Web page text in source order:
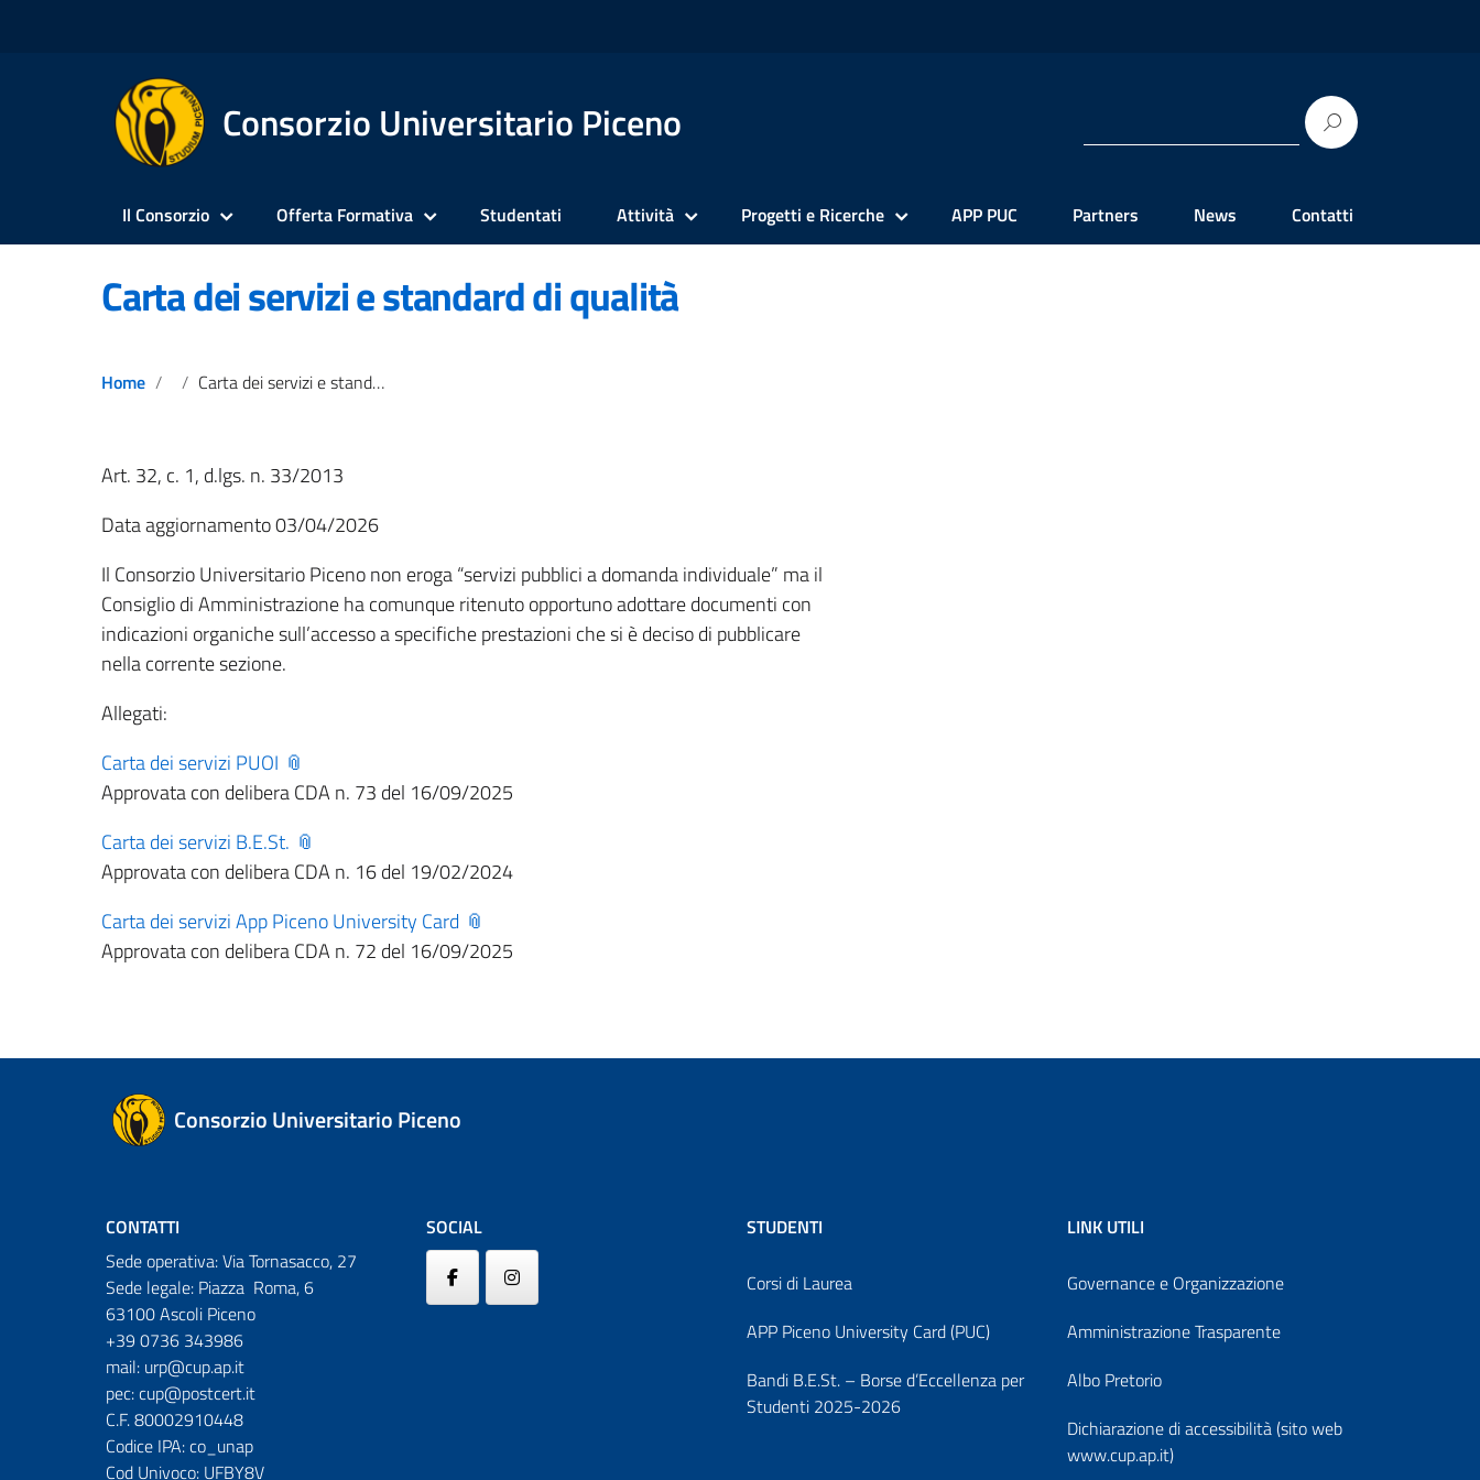
Consorzio Universitario Piceno
Il Consorzio Offerta Formativa Studentati Attività Progetti e Ricerche APP PUC Partners News Contatti
Carta dei servizi e standard di qualità
Home Carta dei servizi e standard di qualità
Art. 32, c. 1, d.lgs. n. 33/2013
Data aggiornamento 03/04/2026
Il Consorzio Universitario Piceno non eroga “servizi pubblici a domanda individuale” ma il
Consiglio di Amministrazione ha comunque ritenuto opportuno adottare documenti con
indicazioni organiche sull’accesso a specifiche prestazioni che si è deciso di pubblicare
nella corrente sezione.
Allegati:
Carta dei servizi PUOI
Approvata con delibera CDA n. 73 del 16/09/2025
Carta dei servizi B.E.St.
Approvata con delibera CDA n. 16 del 19/02/2024
Carta dei servizi App Piceno University Card
Approvata con delibera CDA n. 72 del 16/09/2025
Consorzio Universitario Piceno
CONTATTI
Sede operativa: Via Tornasacco, 27
Sede legale: Piazza Roma, 6
63100 Ascoli Piceno
+39 0736 343986
mail: urp@cup.ap.it
pec:cup@postcert.it
C.F. 80002910448
Codice IPA: co_unap
Cod Univoco: UFBY8V
SOCIAL STUDENTI
Corsi di Laurea
APP Piceno University Card (PUC)
Bandi B.E.St. – Borse d’Eccellenza per
Studenti 2025-2026
LINK UTILI
Governance e Organizzazione
Amministrazione Trasparente
Albo Pretorio
Dichiarazione di accessibilità (sito web
www.cup.ap.it)